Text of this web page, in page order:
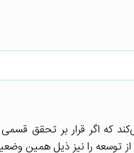
که اگر قرار بر تحقق قسمی
توسعه را نیز ذیل همین